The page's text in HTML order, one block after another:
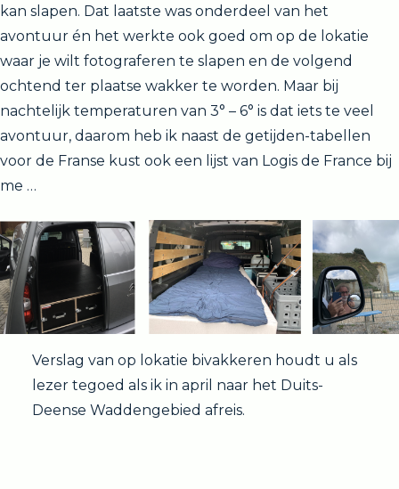
kan slapen. Dat laatste was onderdeel van het
avontuur én het werkte ook goed om op de lokatie
waar je wilt fotograferen te slapen en de volgend
ochtend ter plaatse wakker te worden. Maar bij
nachtelijk temperaturen van 3° – 6° is dat iets te veel
avontuur, daarom heb ik naast de getijden-tabellen
voor de Franse kust ook een lijst van Logis de France bij
me …
Verslag van op lokatie bivakkeren houdt u als
lezer tegoed als ik in april naar het Duits-
Deense Waddengebied afreis.